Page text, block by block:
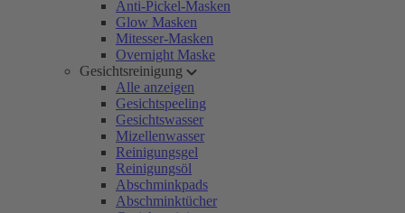
Anti-Pickel-Masken
Glow Masken
Mitesser-Masken
Overnight Maske
Gesichtsreinigung
Alle anzeigen
Gesichtspeeling
Gesichtswasser
Mizellenwasser
Reinigungsgel
Reinigungsöl
Abschminkpads
Abschminktücher